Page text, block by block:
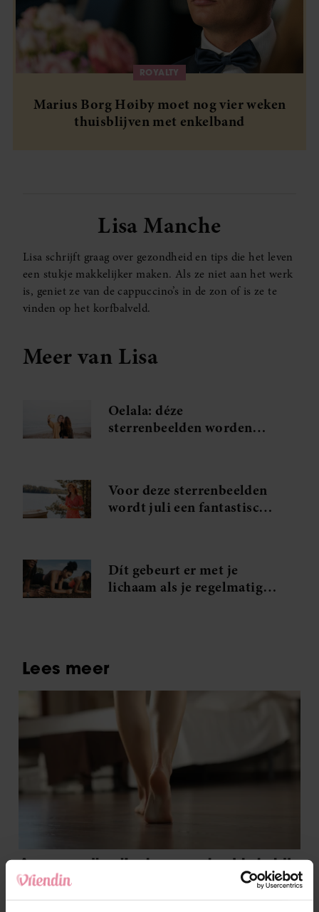
ROYALTY
Marius Borg Høiby moet nog vier weken
thuisblijven met enkelband
Lisa Manche
Lisa schrijft graag over gezondheid en tips die het leven
een stukje makkelijker maken. Als ze niet aan het werk
is, geniet ze van de cappuccino’s in de zon of is ze te
vinden op het korfbalveld.
Meer van Lisa
Oelala: déze
sterrenbeelden worden
Voor deze sterrenbeelden
wordt juli een fantastische
Dít gebeurt er met je
lichaam als je regelmatig